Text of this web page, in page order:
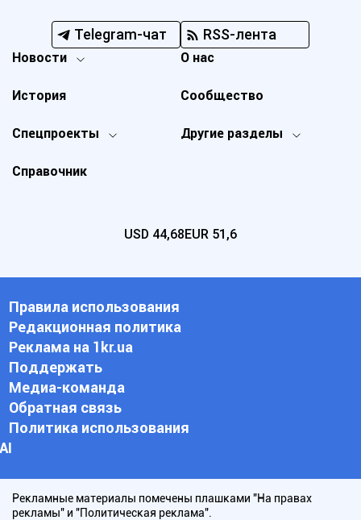
Telegram-чат RSS-лента
Новости
Спецпроекты Другие разделы
История
О нас
Справочник
Сообщество
USD 44,68EUR 51,6
Правила использования
Редакционная политика
Реклама на 1kr.ua
Поддержать
Медиа-команда
Обратная связь
Политика использования
АI
Рекламные материалы помечены плашками "На правах
рекламы" и "Политическая реклама".